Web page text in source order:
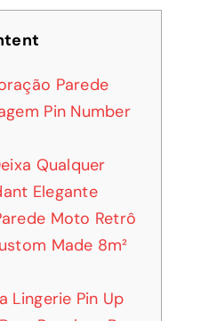
Parede
Pin Number
Qualquer
Elegante
Moto Retrô
Made 8m²
Lingerie Pin Up